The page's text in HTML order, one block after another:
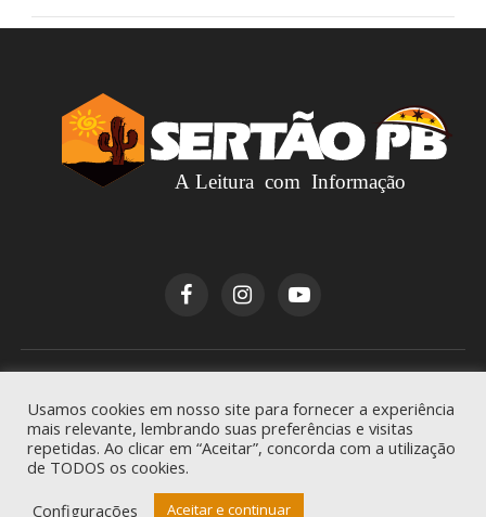
reservados.
Usamos cookies em nosso site para fornecer a experiência
mais relevante, lembrando suas preferências e visitas
repetidas. Ao clicar em “Aceitar”, concorda com a utilização
de TODOS os cookies.
Configurações
Aceitar e continuar